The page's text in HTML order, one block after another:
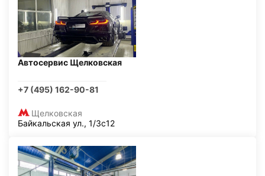
Автосервис Щелковская
+7 (495) 162-90-81
Щелковская
Байкальская ул., 1/3с12